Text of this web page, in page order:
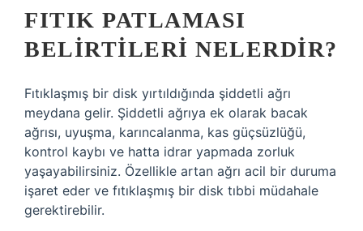
FITIK PATLAMASI
BELIRTILERI NELERDIR?
Fıtıklaşmış bir disk yırtıldığında şiddetli ağrı
meydana gelir. Şiddetli ağrıya ek olarak bacak
ağrısı, uyuşma, karıncalanma, kas güçsüzlüğü,
kontrol kaybı ve hatta idrar yapmada zorluk
yaşayabilirsiniz. Özellikle artan ağrı acil bir duruma
işaret eder ve fıtıklaşmış bir disk tıbbi müdahale
gerektirebilir.